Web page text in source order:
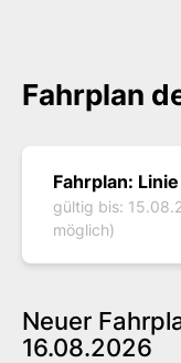
Fahrplan
Fahrplan:
gültig bis:
möglich)
Neuer
16.08.2026